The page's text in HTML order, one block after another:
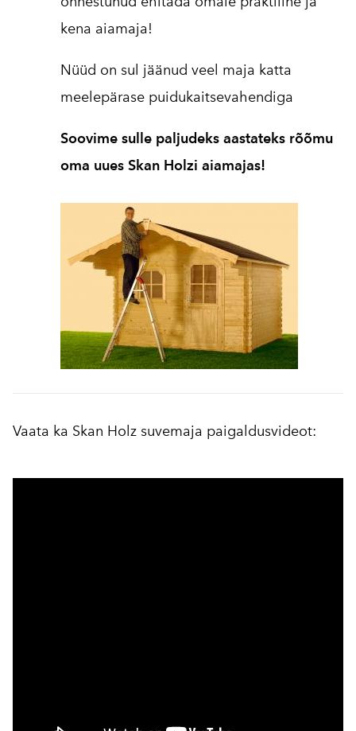
kena aiamaja!
Nüüd on sul jäänud veel maja katta
meelepärase puidukaitsevahendiga
Soovime sulle paljudeks aastateks rõõmu
oma uues Skan Holzi aiamajas!
Vaata ka Skan Holz suvemaja paigaldusvideot: